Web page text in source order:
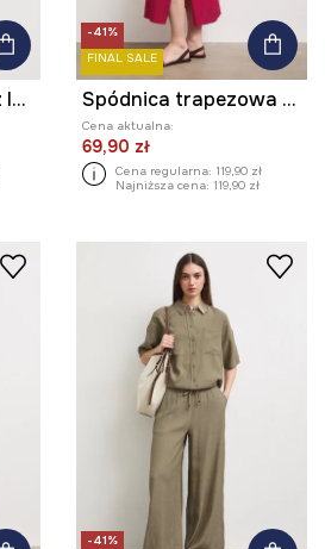
Bomberka damska z lnem w kropki
-41%
FINAL SALE
Spódnica trapezowa z wiskozą
Cena aktualna:
69,90 zł
Cena regularna: 119,90 zł
Najniższa cena: 119,90 zł
-41%